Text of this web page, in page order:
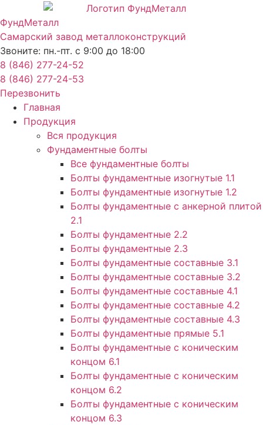
к
содержимому
ФундМеталл
Самарский завод металлоконструкций
Звоните: пн.-пт. с 9:00 до 18:00
8 (846) 277-24-52
8 (846) 277-24-53
Перезвонить
Главная
Продукция
Вся продукция
Фундаментные болты
Все фундаментные болты
Болты фундаментные изогнутые 1.1
Болты фундаментные изогнутые 1.2
Болты фундаментные с анкерной плитой
2.1
Болты фундаментные 2.2
Болты фундаментные 2.3
Болты фундаментные составные 3.1
Болты фундаментные составные 3.2
Болты фундаментные составные 4.1
Болты фундаментные составные 4.2
Болты фундаментные составные 4.3
Болты фундаментные прямые 5.1
Болты фундаментные с коническим
концом 6.1
Болты фундаментные с коническим
концом 6.2
Болты фундаментные с коническим
концом 6.3